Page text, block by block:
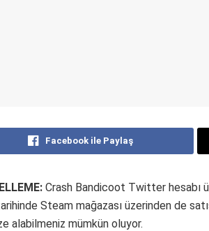
Facebook ile Paylaş
Crash Bandicoot Twitter hesabı
Steam mağazası üzerinden de
alabilmeniz mümkün oluyor.